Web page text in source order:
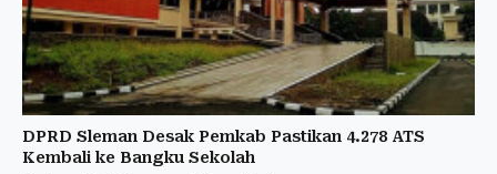
DPRD Sleman Desak Pemkab Pastikan 4.278 ATS
Kembali ke Bangku Sekolah